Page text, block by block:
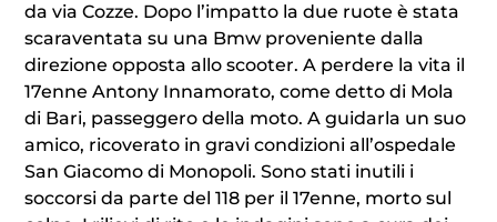
da via Cozze. Dopo l’impatto la due ruote è stata
scaraventata su una Bmw proveniente dalla
direzione opposta allo scooter. A perdere la vita il
17enne Antony Innamorato, come detto di Mola
di Bari, passeggero della moto. A guidarla un suo
amico, ricoverato in gravi condizioni all’ospedale
San Giacomo di Monopoli. Sono stati inutili i
soccorsi da parte del 118 per il 17enne, morto sul